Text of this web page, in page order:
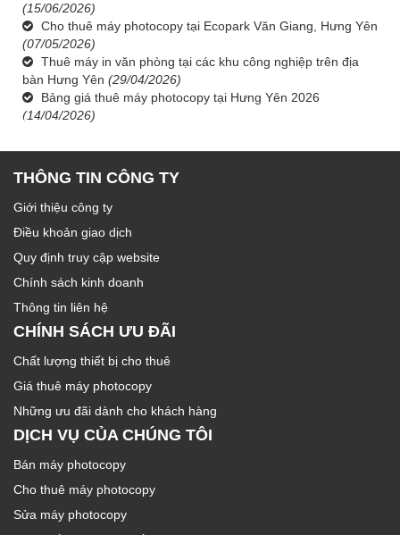
(15/06/2026)
Cho thuê máy photocopy tại Ecopark Văn Giang, Hưng Yên
(07/05/2026)
Thuê máy in văn phòng tại các khu công nghiệp trên địa
bàn Hưng Yên (29/04/2026)
Bảng giá thuê máy photocopy tại Hưng Yên 2026
(14/04/2026)
THÔNG TIN CÔNG TY
Giới thiệu công ty
Điều khoản giao dịch
Quy định truy cập website
Chính sách kinh doanh
Thông tin liên hệ
CHÍNH SÁCH ƯU ĐÃI
Chất lượng thiết bị cho thuê
Giá thuê máy photocopy
Những ưu đãi dành cho khách hàng
DỊCH VỤ CỦA CHÚNG TÔI
Bán máy photocopy
Cho thuê máy photocopy
Sửa máy photocopy